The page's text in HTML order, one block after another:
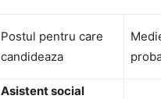
Postul pentru care
candideaza
Asistent social